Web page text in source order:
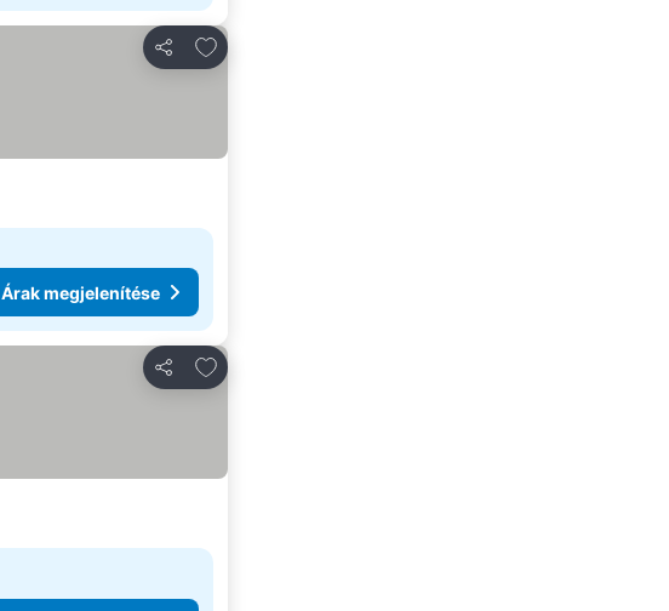
Megosztás
Hozzáadás a kedvencekhez
Árak megjelenítése
Megosztás
Hozzáadás a kedvencekhez